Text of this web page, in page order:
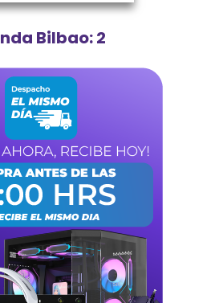
Bilbao: 2